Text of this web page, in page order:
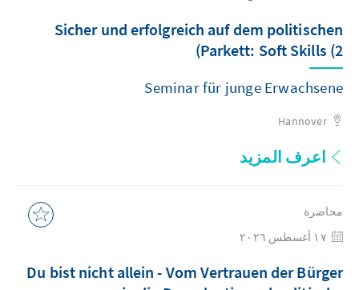
Sicher und erfolgreich auf dem politischen
Parkett: Soft Skills (2)
Seminar für junge Erwachsene
Hannover
اعرف المزيد
محاضرة
Du bist nicht allein - Vom Vertrauen der Bürger